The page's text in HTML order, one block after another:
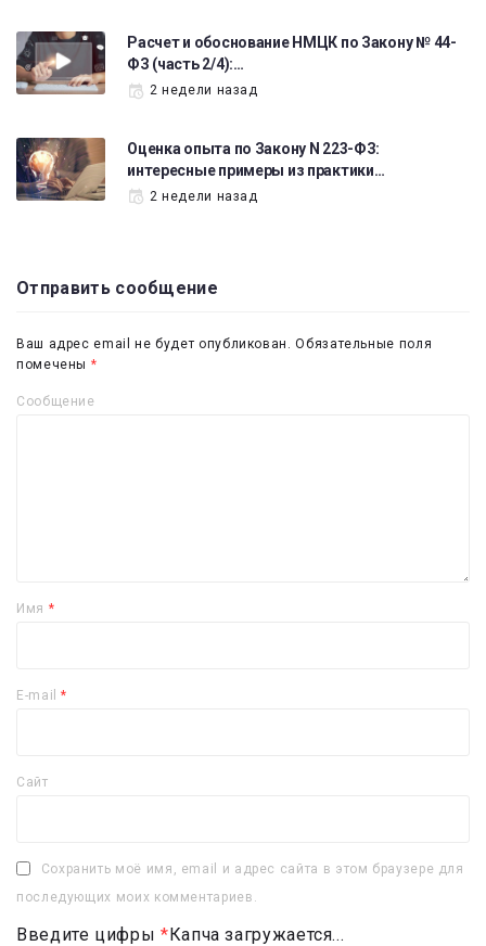
Расчет и обоснование НМЦК по Закону № 44-
ФЗ (часть 2/4):…
2 недели назад
Оценка опыта по Закону N 223-ФЗ:
интересные примеры из практики…
2 недели назад
Отправить сообщение
Ваш адрес email не будет опубликован.
Обязательные поля
помечены *
Сообщение
Имя *
E-mail*
Сайт
Сохранить моё имя, email и адрес сайта в этом браузере для
последующих моих комментариев.
Введите цифры *Капча загружается...